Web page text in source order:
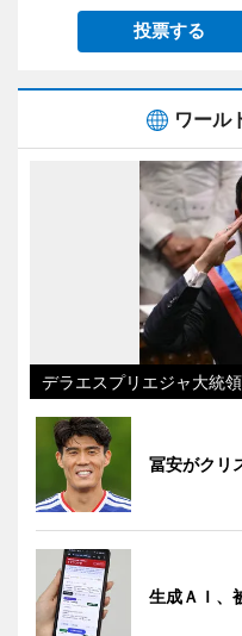
投票する
ワール
デラエスプリエジャ大統
冨安がクリ
生成ＡＩ、